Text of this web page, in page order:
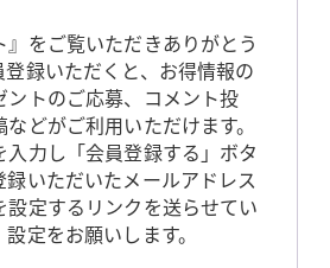
』をご覧いただきありがとう
録いただくと、お得情報の
ントのご応募、コメント投
どがご利用いただけます。
入力し「会員登録する」ボタ
録いただいたメールアドレス
定するリンクを送らせてい
定をお願いします。